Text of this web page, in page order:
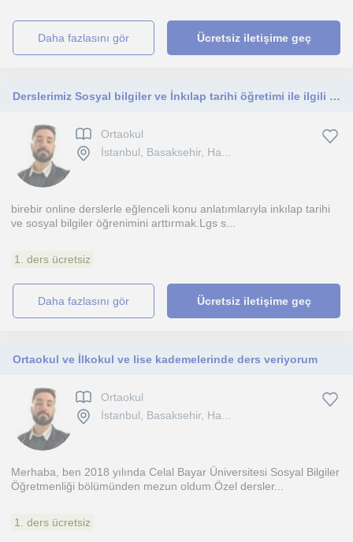
daha fazlasını gör Ücretsiz iletişime geç
Derslerimiz Sosyal bilgiler ve İnkılap tarihi öğretimi ile ilgili olucak
Ortaokul
İstanbul, Basaksehir, Ha...
birebir online derslerle eğlenceli konu anlatımlarıyla inkılap tarihi
ve sosyal bilgiler öğrenimini arttırmak.Lgs s...
1. ders ücretsiz
daha fazlasını gör Ücretsiz iletişime geç
Ortaokul ve İlkokul ve lise kademelerinde ders veriyorum
Ortaokul
İstanbul, Basaksehir, Ha...
Merhaba, ben 2018 yılında Celal Bayar Üniversitesi Sosyal Bilgiler
Öğretmenliği bölümünden mezun oldum.Özel dersler...
1. ders ücretsiz